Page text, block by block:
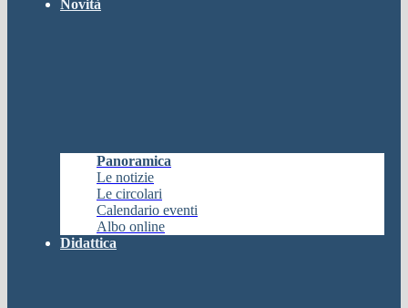
Novità
Panoramica
Le notizie
Le circolari
Calendario eventi
Albo online
Didattica